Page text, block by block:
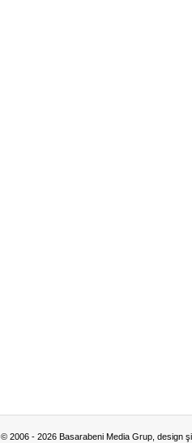
© 2006 - 2026 Basarabeni Media Grup, design